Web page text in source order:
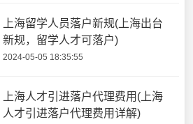
上海留学人员落户新规(上海出台
新规，留学人才可落户)
2024-05-05 18:35:55
上海人才引进落户代理费用(上海
人才引进落户代理费用详解)